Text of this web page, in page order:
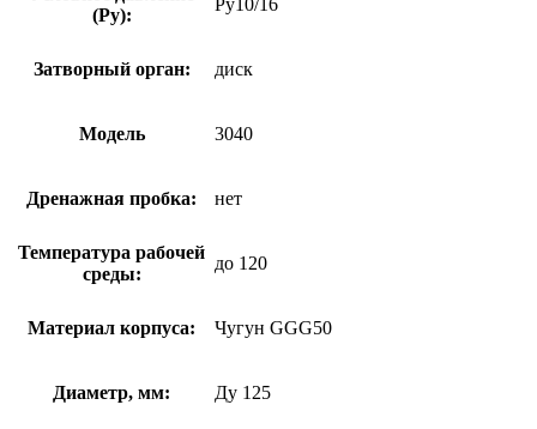
(Ру):
Затворный орган: диск
Модель 3040
Дренажная пробка: нет
Температура рабочей
среды:
до 120
Материал корпуса: Чугун GGG50
Диаметр, мм: Ду 125